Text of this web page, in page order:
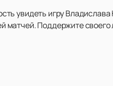
увидеть игру
матчей. Поддержите